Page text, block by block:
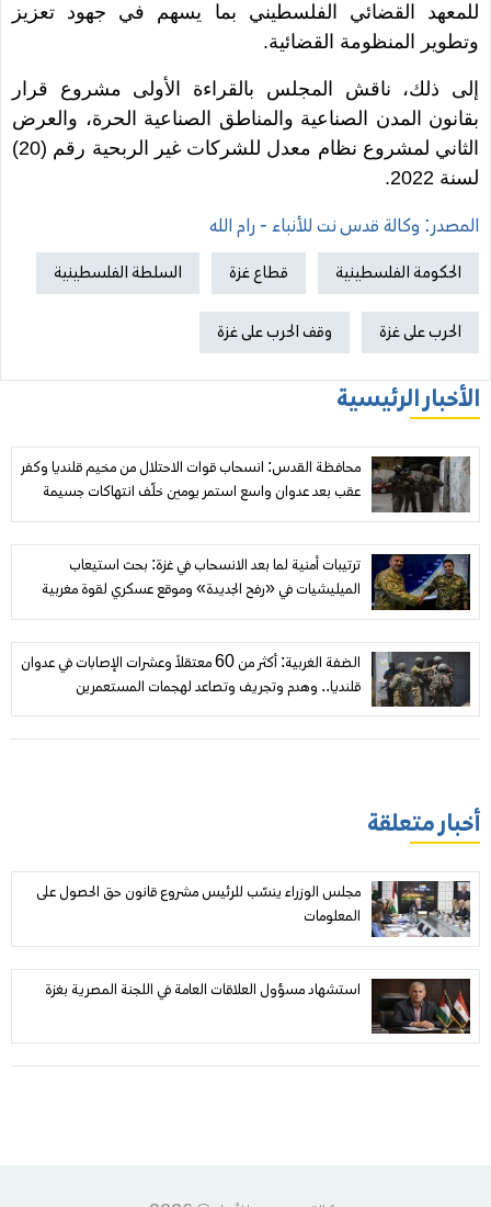
للمعهد القضائي الفلسطيني بما يسهم في جهود تعزيز
وتطوير المنظومة القضائية.
إلى ذلك، ناقش المجلس بالقراءة الأولى مشروع قرار
بقانون المدن الصناعية والمناطق الصناعية الحرة، والعرض
الثاني لمشروع نظام معدل للشركات غير الربحية رقم (20)
لسنة 2022.
المصدر: وكالة قدس نت للأنباء - رام الله
الحكومة الفلسطينية قطاع غزة السلطة الفلسطينية
الحرب على غزة وقف الحرب على غزة
الأخبار الرئيسية
محافظة القدس: انسحاب قوات الاحتلال من مخيم قلنديا وكفر
عقب بعد عدوان واسع استمر يومين خلّف انتهاكات جسيمة
ترتيبات أمنية لما بعد الانسحاب في غزة: بحث استيعاب
الميليشيات في «رفح الجديدة» وموقع عسكري لقوة مغربية
الضفة الغربية: أكثر من 60 معتقلاً وعشرات الإصابات في عدوان
قلنديا.. وهدم وتجريف وتصاعد لهجمات المستعمرين
أخبار متعلقة
مجلس الوزراء ينسّب للرئيس مشروع قانون حق الحصول على
المعلومات
استشهاد مسؤول العلاقات العامة في اللجنة المصرية بغزة